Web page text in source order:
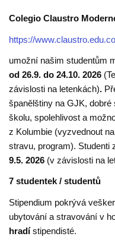
Colegio Claustro
https://
umožní našim studentům
od 26.9. do 24.10. 2026
závislosti na letenkách).
španělštiny na GJK,
školu, spolehlivost a
z Kolumbie (vyzvednout
stravu, program).
9.5. 2026 (v závislosti na
7 studentek / studentů
Stipendium pokrývá
ubytování a stravování v
hradístipendisté.